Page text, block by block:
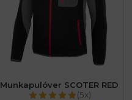
Munkapulóver SCOTER RED
(5x)